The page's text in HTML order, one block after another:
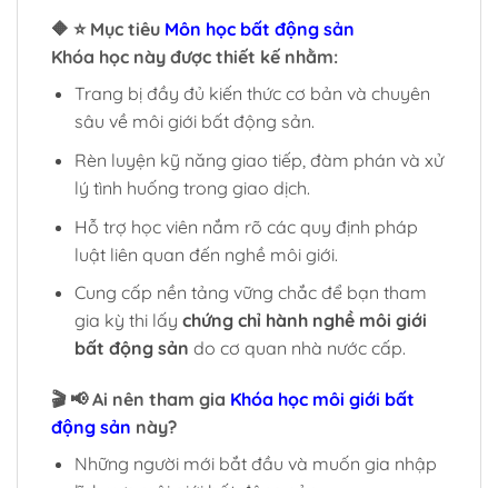
🔶 ⭐ Mục tiêu Môn học bất động sản
Khóa học này được thiết kế nhằm:
Trang bị đầy đủ kiến thức cơ bản và chuyên
sâu về môi giới bất động sản.
Rèn luyện kỹ năng giao tiếp, đàm phán và xử
lý tình huống trong giao dịch.
Hỗ trợ học viên nắm rõ các quy định pháp
luật liên quan đến nghề môi giới.
Cung cấp nền tảng vững chắc để bạn tham
gia kỳ thi lấy chứng chỉ hành nghề môi giới
bất động sản do cơ quan nhà nước cấp.
🎬 📢 Ai nên tham gia Khóa học môi giới bất
động sản này?
Những người mới bắt đầu và muốn gia nhập